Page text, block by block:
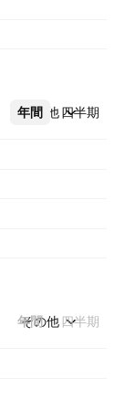
年間 四半期
その他
年間 四半期
その他